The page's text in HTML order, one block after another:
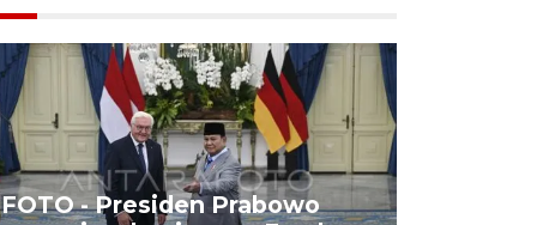
FOTO - Presiden Prabowo